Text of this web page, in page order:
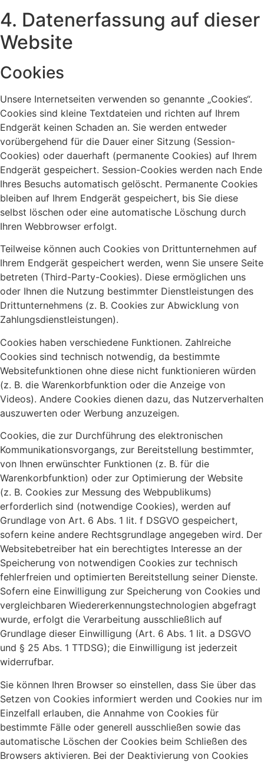
4. Datenerfassung auf dieser
Website
Cookies
Unsere Internetseiten verwenden so genannte „Cookies“.
Cookies sind kleine Textdateien und richten auf Ihrem
Endgerät keinen Schaden an. Sie werden entweder
vorübergehend für die Dauer einer Sitzung (Session-
Cookies) oder dauerhaft (permanente Cookies) auf Ihrem
Endgerät gespeichert. Session-Cookies werden nach Ende
Ihres Besuchs automatisch gelöscht. Permanente Cookies
bleiben auf Ihrem Endgerät gespeichert, bis Sie diese
selbst löschen oder eine automatische Löschung durch
Ihren Webbrowser erfolgt.
Teilweise können auch Cookies von Drittunternehmen auf
Ihrem Endgerät gespeichert werden, wenn Sie unsere Seite
betreten (Third-Party-Cookies). Diese ermöglichen uns
oder Ihnen die Nutzung bestimmter Dienstleistungen des
Drittunternehmens (z. B. Cookies zur Abwicklung von
Zahlungsdienstleistungen).
Cookies haben verschiedene Funktionen. Zahlreiche
Cookies sind technisch notwendig, da bestimmte
Websitefunktionen ohne diese nicht funktionieren würden
(z. B. die Warenkorbfunktion oder die Anzeige von
Videos). Andere Cookies dienen dazu, das Nutzerverhalten
auszuwerten oder Werbung anzuzeigen.
Cookies, die zur Durchführung des elektronischen
Kommunikationsvorgangs, zur Bereitstellung bestimmter,
von Ihnen erwünschter Funktionen (z. B. für die
Warenkorbfunktion) oder zur Optimierung der Website
(z. B. Cookies zur Messung des Webpublikums)
erforderlich sind (notwendige Cookies), werden auf
Grundlage von Art. 6 Abs. 1 lit. f DSGVO gespeichert,
sofern keine andere Rechtsgrundlage angegeben wird. Der
Websitebetreiber hat ein berechtigtes Interesse an der
Speicherung von notwendigen Cookies zur technisch
fehlerfreien und optimierten Bereitstellung seiner Dienste.
Sofern eine Einwilligung zur Speicherung von Cookies und
vergleichbaren Wiedererkennungstechnologien abgefragt
wurde, erfolgt die Verarbeitung ausschließlich auf
Grundlage dieser Einwilligung (Art. 6 Abs. 1 lit. a DSGVO
und § 25 Abs. 1 TTDSG); die Einwilligung ist jederzeit
widerrufbar.
Sie können Ihren Browser so einstellen, dass Sie über das
Setzen von Cookies informiert werden und Cookies nur im
Einzelfall erlauben, die Annahme von Cookies für
bestimmte Fälle oder generell ausschließen sowie das
automatische Löschen der Cookies beim Schließen des
Browsers aktivieren. Bei der Deaktivierung von Cookies